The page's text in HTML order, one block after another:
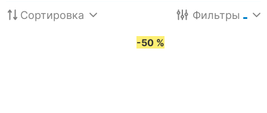
Сортировка Фильтры
-50 %